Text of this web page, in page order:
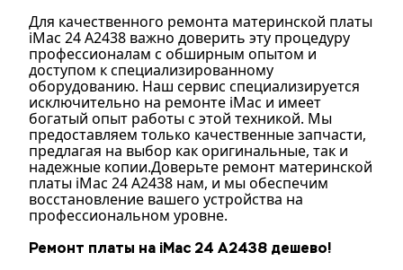
Для качественного ремонта материнской платы
iMac 24 A2438 важно доверить эту процедуру
профессионалам с обширным опытом и
доступом к специализированному
оборудованию. Наш сервис специализируется
исключительно на ремонте iMac и имеет
богатый опыт работы с этой техникой. Мы
предоставляем только качественные запчасти,
предлагая на выбор как оригинальные, так и
надежные копии.Доверьте ремонт материнской
платы iMac 24 A2438 нам, и мы обеспечим
восстановление вашего устройства на
профессиональном уровне.
Ремонт платы на iMac 24 A2438 дешево!